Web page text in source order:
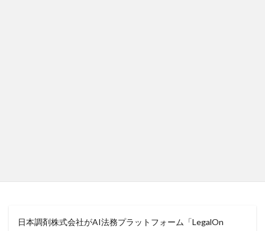
日本調剤株式会社がAI法務プラットフォーム「LegalOn